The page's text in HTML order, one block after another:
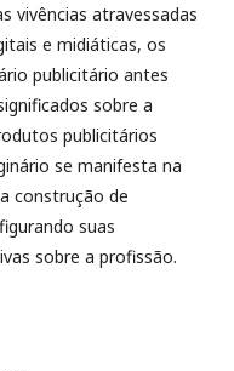
vivências atravessadas
e midiáticas, os
publicitário antes
sobre a
publicitários
se manifesta na
construção de
suas
sobre a profissão.